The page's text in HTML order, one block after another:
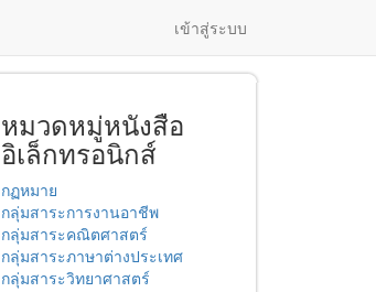
เข้าสู่ระบบ
หมวดหมู่หนังสือ
อิเล็กทรอนิกส์
กฏหมาย
กลุ่มสาระการงานอาชีพ
กลุ่มสาระคณิตศาสตร์
กลุ่มสาระภาษาต่างประเทศ
กลุ่มสาระวิทยาศาสตร์